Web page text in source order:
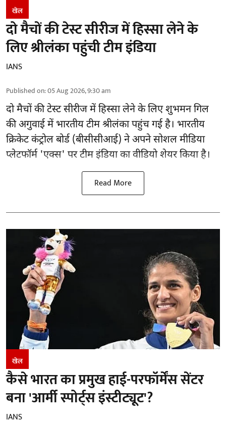
खेल
दो मैचों की टेस्ट सीरीज में हिस्सा लेने के
लिए श्रीलंका पहुंची टीम इंडिया
IANS
Published on:05 Aug 2026, 9:30 am
दो मैचों की टेस्ट सीरीज में हिस्सा लेने के लिए शुभमन गिल
की अगुवाई में भारतीय टीम श्रीलंका पहुंच गई है। भारतीय
क्रिकेट कंट्रोल बोर्ड (बीसीसीआई) ने अपने सोशल मीडिया
प्लेटफॉर्म 'एक्स' पर टीम इंडिया का वीडियो शेयर किया है।
Read More
खेल
कैसे भारत का प्रमुख हाई-परफॉर्मेंस सेंटर
बना 'आर्मी स्पोर्ट्स इंस्टीट्यूट'?
IANS